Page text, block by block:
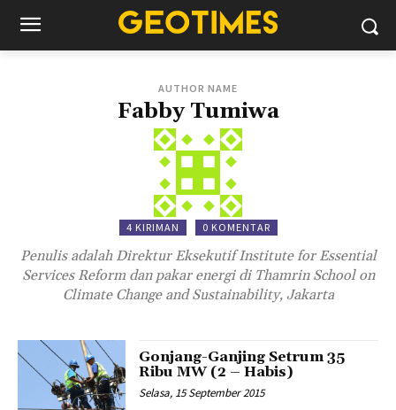
AUTHOR NAME
Fabby Tumiwa
4 KIRIMAN 0 KOMENTAR
Penulis adalah Direktur Eksekutif Institute for Essential
Services Reform dan pakar energi di Thamrin School on
Climate Change and Sustainability, Jakarta
Gonjang-Ganjing Setrum 35
Ribu MW (2 – Habis)
Selasa, 15 September 2015